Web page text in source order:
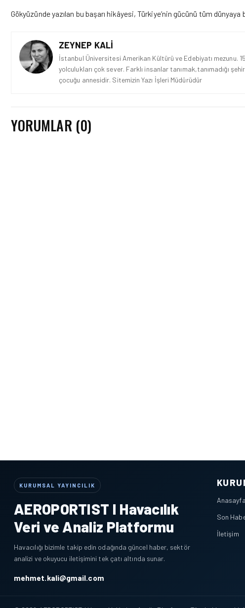
Gökyüzünde yazılan bu başarı hikâyesi, Türkiye’nin gücünü tüm dünyaya
ZEYNEP KALI
İstanbul Üniversitesi Amerikan Kültürü ve Edebiyatı mezunu.
yolculukları çok sever. Farklı insanlar tanımak,tanımadığı
çocuğu annesidir. Sitemizin Yazı İşleri Müdürüdür
YORUMLAR (0)
KURUMSAL YAYINCILIK
AEROPORTIST I Havacılık
Veri ve Analiz Platformu
Havacılığı bizimle takip edin odağında güncel haber, sektör
analizi ve okuyucu iletişimini tek çatı altında sunar.
mehmet.kali@gmail.com
Anasayfa
Son
İletişim